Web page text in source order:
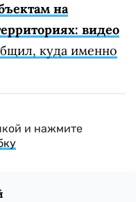
на
видео
куда именно
и нажмите